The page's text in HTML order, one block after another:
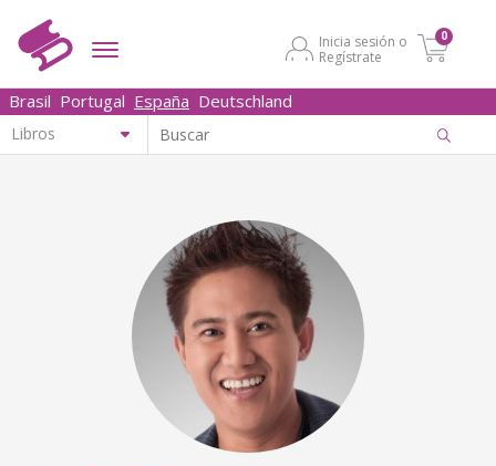
Inicia sesión o
Regístrate
0
Brasil Portugal España Deutschland